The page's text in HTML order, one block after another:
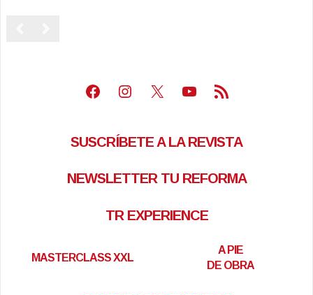
Facebook
Instagram
X Youtube
Feed RSS
SUSCRÍBETE A LA REVISTA
NEWSLETTER TU REFORMA
TR EXPERIENCE
MASTERCLASS XXL
A PIE
DE OBRA